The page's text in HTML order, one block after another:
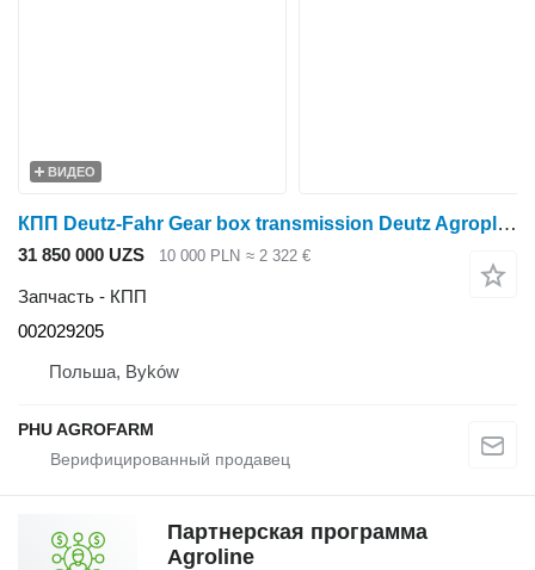
ВИДЕО
КПП Deutz-Fahr Gear box transmission Deutz Agroplus F75 002029205 для трактора колесного Deutz Agroplus F75
31 850 000 UZS 10 000 PLN ≈ 2 322 €
Запчасть - КПП
002029205
Польша, Byków
PHU AGROFARM
Партнерская программа
Agroline